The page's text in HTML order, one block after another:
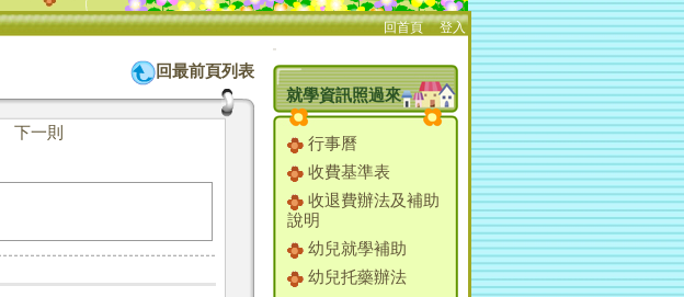
回首頁、登入
回最前頁列表
下一則
:::
就學資訊照過來
行事曆
收費基準表
收退費辦法及補助
說明
幼兒就學補助
幼兒托藥辦法